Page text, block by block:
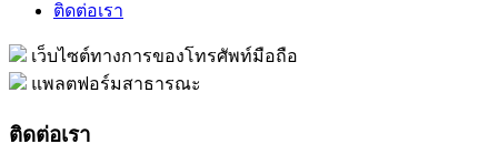
ติดต่อเรา
เว็บไซต์ทางการของโทรศัพท์มือถือ
แพลตฟอร์มสาธารณะ
ติดต่อเรา